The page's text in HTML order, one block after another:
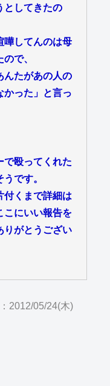
としてきたの
嘩してんのは母
で、
んたがあの人の
かった」と言っ
で殴ってくれた
です。
付くまで詳細は
こにいい報告を
りがとうござい
2012/05/24(木)